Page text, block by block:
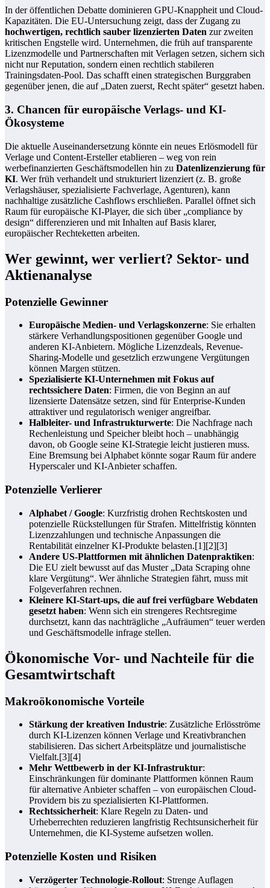
In der öffentlichen Debatte dominieren GPU-Knappheit und Cloud-
Kapazitäten. Die EU-Untersuchung zeigt, dass der Zugang zu
hochwertigen, rechtlich sauber lizenzierten Daten zur zweiten
kritischen Engstelle wird. Unternehmen, die früh auf transparente
Lizenzmodelle und Partnerschaften mit Verlagen setzen, sichern sich
nicht nur Reputation, sondern einen rechtlich stabileren
Trainingsdaten-Pool. Das schafft einen strategischen Burggraben
gegenüber jenen, die auf „Daten zuerst, Recht später“ gesetzt haben.
3. Chancen für europäische Verlags- und KI-
Ökosysteme
Die aktuelle Auseinandersetzung könnte ein neues Erlösmodell für
Verlage und Content-Ersteller etablieren – weg von rein
werbefinanzierten Geschäftsmodellen hin zu Datenlizenzierung für
KI. Wer früh verhandelt und strukturiert lizenziert (z. B. große
Verlagshäuser, spezialisierte Fachverlage, Agenturen), kann
nachhaltige zusätzliche Cashflows erschließen. Parallel öffnet sich
Raum für europäische KI-Player, die sich über „compliance by
design“ differenzieren und mit Inhalten auf Basis klarer,
europäischer Rechteketten arbeiten.
Wer gewinnt, wer verliert? Sektor- und
Aktienanalyse
Potenzielle Gewinner
Europäische Medien- und Verlagskonzerne: Sie erhalten
stärkere Verhandlungspositionen gegenüber Google und
anderen KI-Anbietern. Mögliche Lizenzdeals, Revenue-
Sharing-Modelle und gesetzlich erzwungene Vergütungen
können Margen stützen.
Spezialisierte KI-Unternehmen mit Fokus auf
rechtssichere Daten: Firmen, die von Beginn an auf
lizensierte Datensätze setzen, sind für Enterprise-Kunden
attraktiver und regulatorisch weniger angreifbar.
Halbleiter- und Infrastrukturwerte: Die Nachfrage nach
Rechenleistung und Speicher bleibt hoch – unabhängig
davon, ob Google seine KI-Strategie leicht justieren muss.
Eine Bremsung bei Alphabet könnte sogar Raum für andere
Hyperscaler und KI-Anbieter schaffen.
Potenzielle Verlierer
Alphabet / Google: Kurzfristig drohen Rechtskosten und
potenzielle Rückstellungen für Strafen. Mittelfristig könnten
Lizenzzahlungen und technische Anpassungen die
Rentabilität einzelner KI-Produkte belasten.[1][2][3]
Andere US-Plattformen mit ähnlichen Datenpraktiken:
Die EU zielt bewusst auf das Muster „Data Scraping ohne
klare Vergütung“. Wer ähnliche Strategien fährt, muss mit
Folgeverfahren rechnen.
Kleinere KI-Start-ups, die auf frei verfügbare Webdaten
gesetzt haben: Wenn sich ein strengeres Rechtsregime
durchsetzt, kann das nachträgliche „Aufräumen“ teuer werden
und Geschäftsmodelle infrage stellen.
Ökonomische Vor- und Nachteile für die
Gesamtwirtschaft
Makroökonomische Vorteile
Stärkung der kreativen Industrie: Zusätzliche Erlösströme
durch KI-Lizenzen können Verlage und Kreativbranchen
stabilisieren. Das sichert Arbeitsplätze und journalistische
Vielfalt.[3][4]
Mehr Wettbewerb in der KI-Infrastruktur:
Einschränkungen für dominante Plattformen können Raum
für alternative Anbieter schaffen – von europäischen Cloud-
Providern bis zu spezialisierten KI-Plattformen.
Rechtssicherheit: Klare Regeln zu Daten- und
Urheberrechten reduzieren langfristig Rechtsunsicherheit für
Unternehmen, die KI-Systeme aufsetzen wollen.
Potenzielle Kosten und Risiken
Verzögerter Technologie-Rollout: Strenge Auflagen